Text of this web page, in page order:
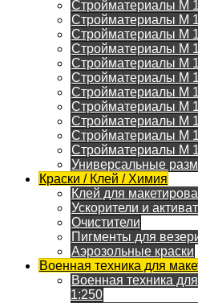
Стройматериалы M
Стройматериалы M
Стройматериалы M
Стройматериалы M
Стройматериалы M
Стройматериалы M
Стройматериалы M
Стройматериалы M
Стройматериалы M
Стройматериалы M
Стройматериалы M
Универсальные
Краски / Клей / Химия
Клей для
Ускорители и
Очистители
Пигменты для
Аэрозольные краски
Военная техника для
Военная техника
1:250